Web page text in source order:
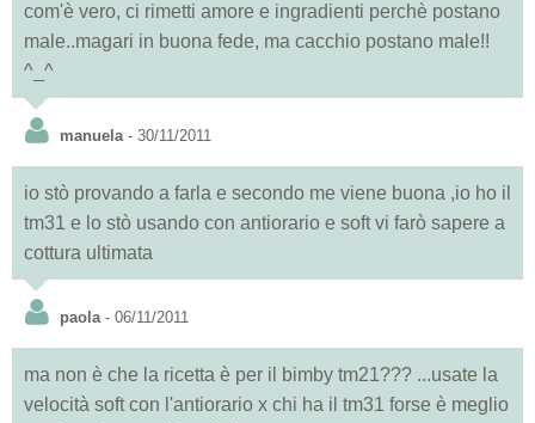
com'è vero, ci rimetti amore e ingradienti perchè postano
male..magari in buona fede, ma cacchio postano male!!
^_^
manuela- 30/11/2011
io stò provando a farla e secondo me viene buona ,io ho il
tm31 e lo stò usando con antiorario e soft vi farò sapere a
cottura ultimata
paola- 06/11/2011
ma non è che la ricetta è per il bimby tm21??? ...usate la
velocità soft con l'antiorario x chi ha il tm31 forse è meglio